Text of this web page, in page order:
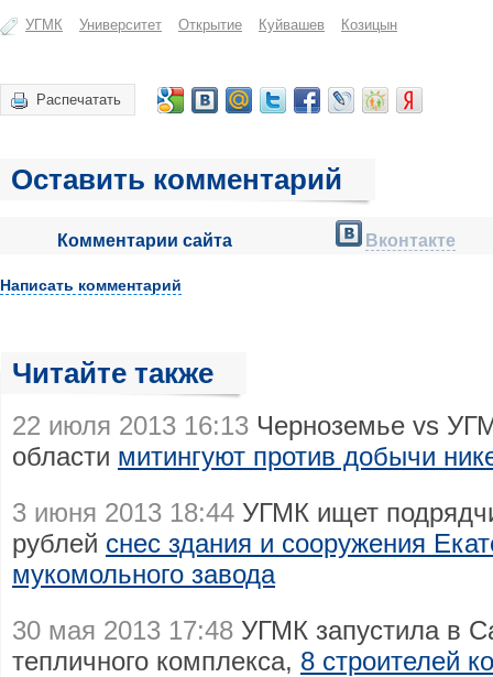
УГМК Университет Открытие Куйвашев Козицын
Распечатать
Оставить комментарий
Комментарии сайта Вконтакте
Написать комментарий
Читайте также
22 июля 2013 16:13 Черноземье vs
области митингуют против добычи
3 июня 2013 18:44 УГМК ищет
рублей снес здания и сооружения
мукомольного завода
30 мая 2013 17:48 УГМК запустила в
тепличного комплекса, 8 строителей